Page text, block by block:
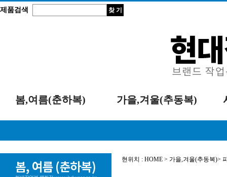
제품검색
봄,여름(춘하복) 가을,겨울(추동복)
현위치 : HOME > 가을,겨울(추동복)>